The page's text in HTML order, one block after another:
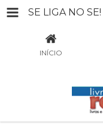
SE LIGA NO SE!
INÍCIO